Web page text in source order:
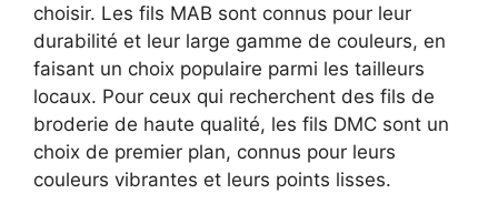
choisir. Les fils MAB sont connus pour leur
durabilité et leur large gamme de couleurs, en
faisant un choix populaire parmi les tailleurs
locaux. Pour ceux qui recherchent des fils de
broderie de haute qualité, les fils DMC sont un
choix de premier plan, connus pour leurs
couleurs vibrantes et leurs points lisses.